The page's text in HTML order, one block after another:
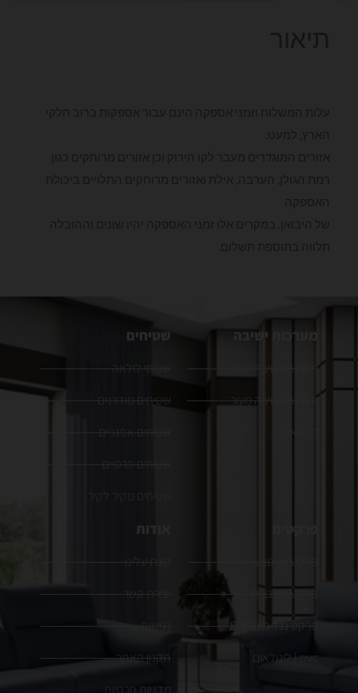
מערכות ישיבה
מערכות ישיבה מבד
מערכות ישיבה מעור
כורסאות
שטיחים
שטיחי לולאה
שטיחים מודרנים
שטיחים אפגניים
שטיחים פרסיים
שטיחים מקיר לקיר
פרקטים
פרקט עץ טבעי
פרקט למינציה
פרקט נגד מים SPC
pvc | לינולאום
אודות
קצת עלינו
יצירת קשר
נגישות
תקנון האתר